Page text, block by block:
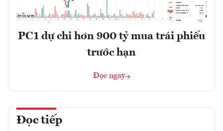
PC1 dự chi hơn 900 tỷ mua trái phiếu
trước hạn
Đọc ngay
Đọc tiếp